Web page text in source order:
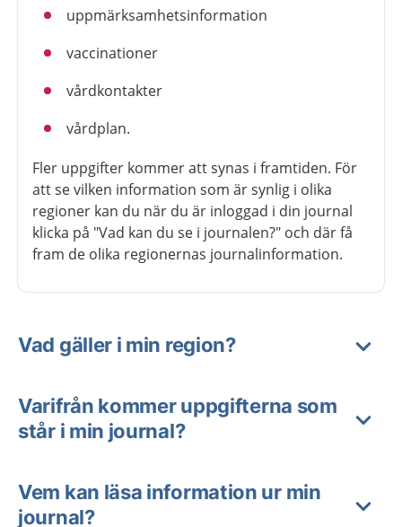
uppmärksamhetsinformation
vaccinationer
vårdkontakter
vårdplan.
Fler uppgifter kommer att synas i framtiden. För
att se vilken information som är synlig i olika
regioner kan du när du är inloggad i din journal
klicka på "Vad kan du se i journalen?" och där få
fram de olika regionernas journalinformation.
Vad gäller i min region?
Varifrån kommer uppgifterna som
står i min journal?
Vem kan läsa information ur min
journal?